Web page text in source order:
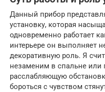
Данный прибор
установку, которая
одновременно работает
интерьере он выполняет
декоративную роль. Я
незаменим в спальне или
расслабляющую
бороться с чувством